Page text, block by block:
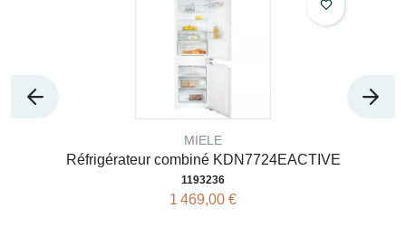
MIELE
Réfrigérateur combiné KDN7724EACTIVE
1193236
1 469,00 €